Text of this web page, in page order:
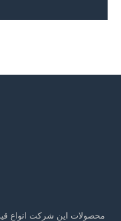
محصولات این شرکت انواع